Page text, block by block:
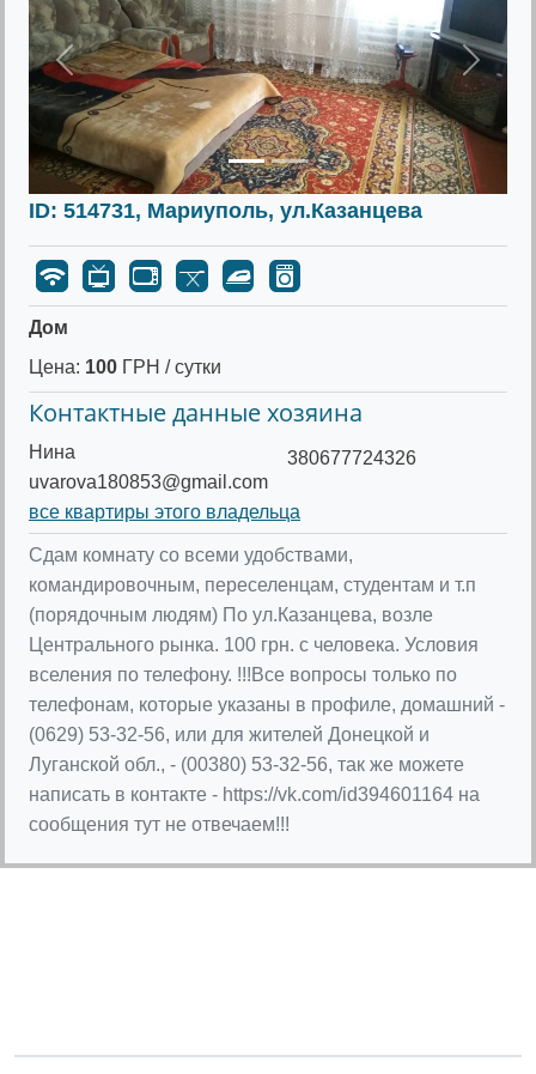
Предыдущее
ID: 514731, Мариуполь, ул.Казанцева
Дом
Цена: 100 ГРН / сутки
Контактные данные хозяина
Нина
uvarova180853@gmail.com
380677724326
все квартиры этого владельца
Сдам комнату со всеми удобствами,
командировочным, переселенцам, студентам и т.п
(порядочным людям) По ул.Казанцева, возле
Центрального рынка. 100 грн. с человека. Условия
вселения по телефону. !!!Все вопросы только по
телефонам, которые указаны в профиле, домашний -
(0629) 53-32-56, или для жителей Донецкой и
Луганской обл., - (00380) 53-32-56, так же можете
написать в контакте - https://vk.com/id394601164 на
сообщения тут не отвечаем!!!